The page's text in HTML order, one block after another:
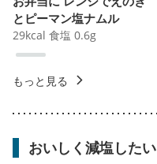
とピーマン塩ナムル
29kcal 食塩 0.6g
もっと見る
おいしく減塩したい